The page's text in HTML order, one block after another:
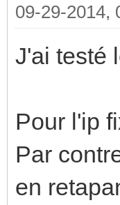
09-29-2014,
J'ai testé
Pour l'ip
Par
en